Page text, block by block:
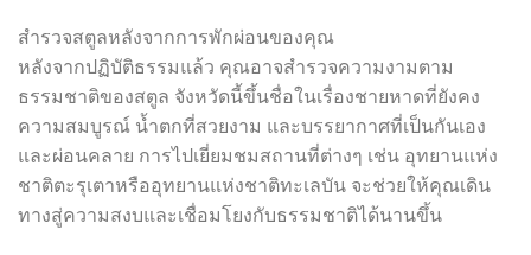
สำรวจสตูลหลังจากการพักผ่อนของคุณ
หลังจากปฏิบัติธรรมแล้ว คุณอาจสำรวจความงามตาม
ธรรมชาติของสตูล จังหวัดนี้ขึ้นชื่อในเรื่องชายหาดที่ยังคง
ความสมบูรณ์ น้ำตกที่สวยงาม และบรรยากาศที่เป็นกันเอง
และผ่อนคลาย การไปเยี่ยมชมสถานที่ต่างๆ เช่น อุทยานแห่ง
ชาติตะรุเตาหรืออุทยานแห่งชาติทะเลบัน จะช่วยให้คุณเดิน
ทางสู่ความสงบและเชื่อมโยงกับธรรมชาติได้นานขึ้น